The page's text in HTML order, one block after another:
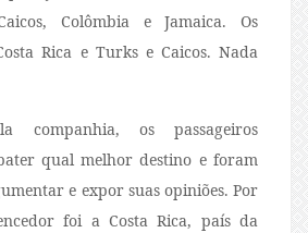
Colômbia e Jamaica. Os
Rica e Turks e Caicos. Nada
companhia, os passageiros
qual melhor destino e foram
e expor suas opiniões. Por
foi a Costa Rica, país da